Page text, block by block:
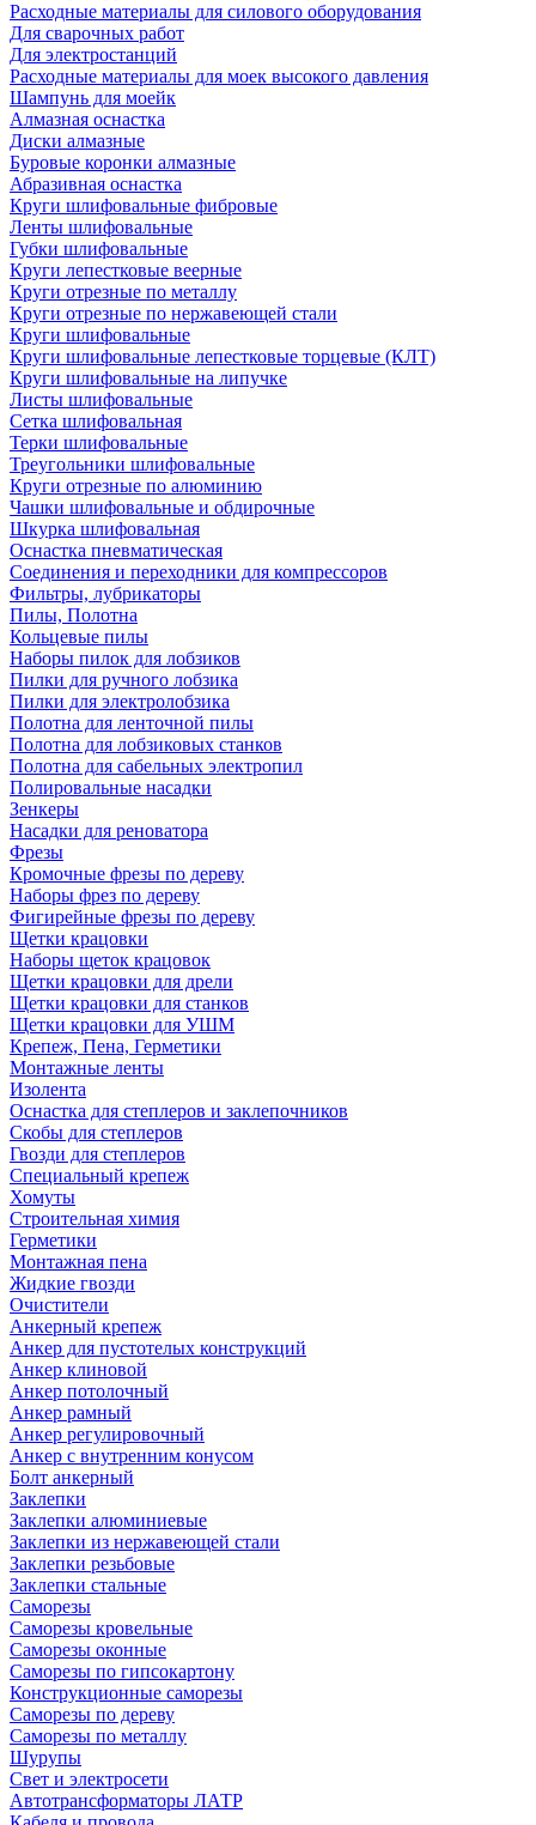
Расходные материалы для силового оборудования
Для сварочных работ
Для электростанций
Расходные материалы для моек высокого давления
Шампунь для моейк
Алмазная оснастка
Диски алмазные
Буровые коронки алмазные
Абразивная оснастка
Круги шлифовальные фибровые
Ленты шлифовальные
Губки шлифовальные
Круги лепестковые веерные
Круги отрезные по металлу
Круги отрезные по нержавеющей стали
Круги шлифовальные
Круги шлифовальные лепестковые торцевые (КЛТ)
Круги шлифовальные на липучке
Листы шлифовальные
Сетка шлифовальная
Терки шлифовальные
Треугольники шлифовальные
Круги отрезные по алюминию
Чашки шлифовальные и обдирочные
Шкурка шлифовальная
Оснастка пневматическая
Соединения и переходники для компрессоров
Фильтры, лубрикаторы
Пилы, Полотна
Кольцевые пилы
Наборы пилок для лобзиков
Пилки для ручного лобзика
Пилки для электролобзика
Полотна для ленточной пилы
Полотна для лобзиковых станков
Полотна для сабельных электропил
Полировальные насадки
Зенкеры
Насадки для реноватора
Фрезы
Кромочные фрезы по дереву
Наборы фрез по дереву
Фигирейные фрезы по дереву
Щетки крацовки
Наборы щеток крацовок
Щетки крацовки для дрели
Щетки крацовки для станков
Щетки крацовки для УШМ
Крепеж, Пена, Герметики
Монтажные ленты
Изолента
Оснастка для степлеров и заклепочников
Скобы для степлеров
Гвозди для степлеров
Специальный крепеж
Хомуты
Строительная химия
Герметики
Монтажная пена
Жидкие гвозди
Очистители
Анкерный крепеж
Анкер для пустотелых конструкций
Анкер клиновой
Анкер потолочный
Анкер рамный
Анкер регулировочный
Анкер с внутренним конусом
Болт анкерный
Заклепки
Заклепки алюминиевые
Заклепки из нержавеющей стали
Заклепки резьбовые
Заклепки стальные
Саморезы
Саморезы кровельные
Саморезы оконные
Саморезы по гипсокартону
Конструкционные саморезы
Саморезы по дереву
Саморезы по металлу
Шурупы
Свет и электросети
Автотрансформаторы ЛАТР